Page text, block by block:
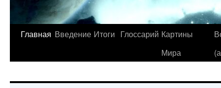
Главная Введение Итоги Глоссарий Картины
Мира